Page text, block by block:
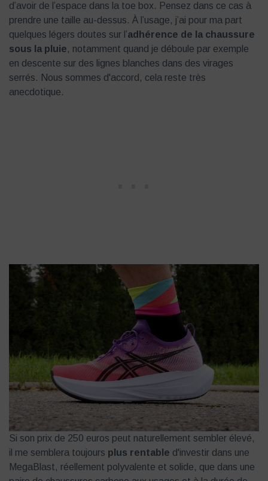
d’avoir de l’espace dans la toe box. Pensez dans ce cas à
prendre une taille au-dessus. À l’usage, j’ai pour ma part
quelques légers doutes sur l’adhérence de la chaussure
sous la pluie, notamment quand je déboule par exemple
en descente sur des lignes blanches dans des virages
serrés. Nous sommes d'accord, cela reste très
anecdotique.
Si son prix de 250 euros peut naturellement sembler élevé,
il me semblera toujours plus rentable d'investir dans une
MegaBlast, réellement polyvalente et solide, que dans une